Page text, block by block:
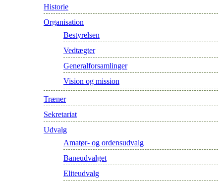
Historie
Organisation
Bestyrelsen
Vedtægter
Generalforsamlinger
Vision og mission
Træner
Sekretariat
Udvalg
Amatør- og ordensudvalg
Baneudvalget
Eliteudvalg